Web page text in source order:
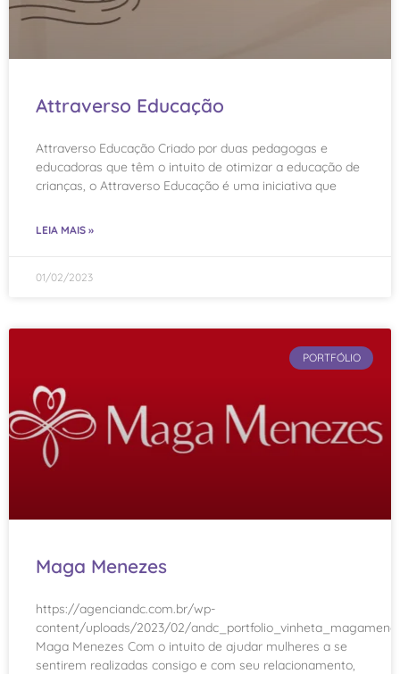
Attraverso Educação
Attraverso Educação Criado por duas pedagogas e
educadoras que têm o intuito de otimizar a educação de
crianças, o Attraverso Educação é uma iniciativa que
LEIA MAIS »
01/02/2023
PORTFÓLIO
Maga Menezes
https://agenciandc.com.br/wp-
content/uploads/2023/02/
Maga Menezes Com o intuito de ajudar mulheres a se
sentirem realizadas consigo e com seu relacionamento,